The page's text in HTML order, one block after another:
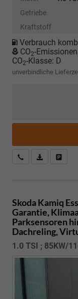
Getriebe
Kraftstoff
Verbrauch
CO2-
CO2-Klasse: D
unverbindliche
KostenloserPDF-Datei,
Skoda Kamiq
Garantie,
Parksensoren
Dachreling,
1.0 TSI ; 85KW/